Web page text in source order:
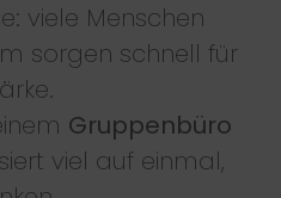
viele Menschen
sorgen schnell für
Gruppenbüro
viel auf einmal,